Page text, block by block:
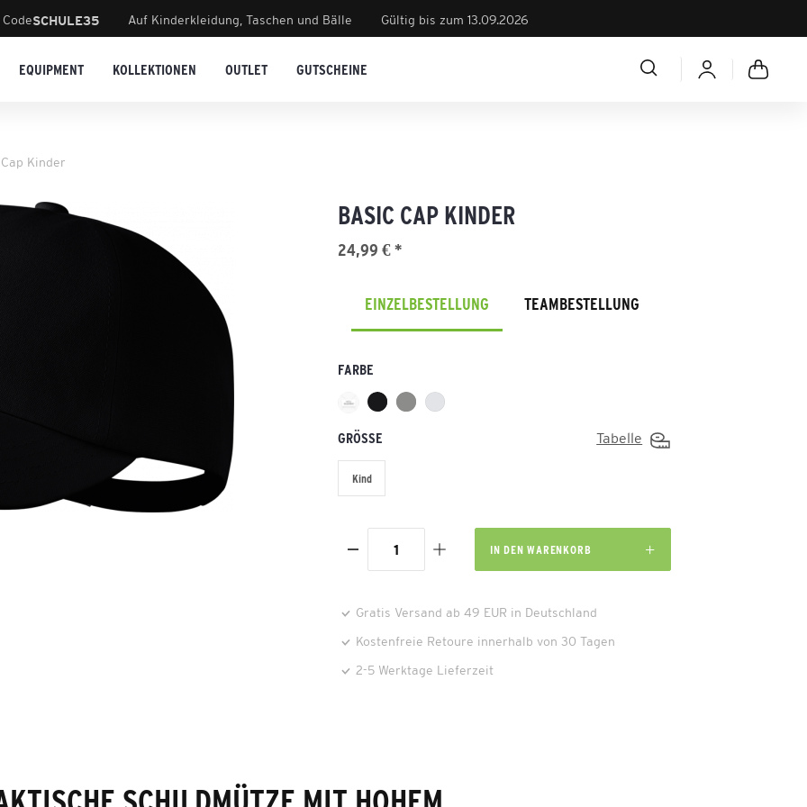
SCHULE35 Auf Kinderkleidung, Taschen und Bälle Gültig bis zum 13.09.2026
EQUIPMENT KOLLEKTIONEN OUTLET GUTSCHEINE
Kinder
BASIC CAP KINDER
24,99 € *
EINZELBESTELLUNG TEAMBESTELLUNG
FARBE
GRÖSSE Tabelle
Kind
IN DEN WARENKORB
Gratis Versand ab 49 EUR in Deutschland
Kostenfreie Retoure innerhalb von 30 Tagen
2-5 Werktage Lieferzeit